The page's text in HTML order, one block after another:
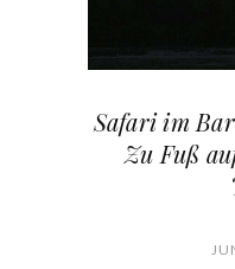
Safari im
Zu Fuß